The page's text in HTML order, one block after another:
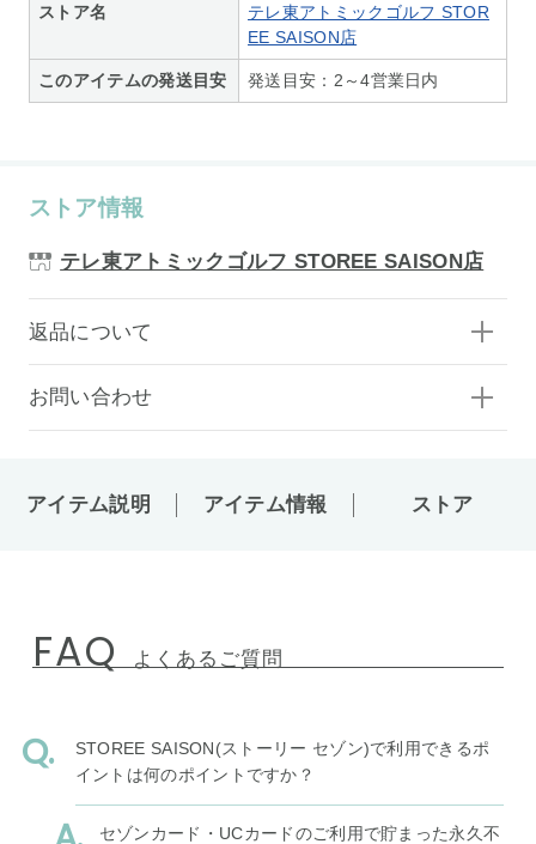
ストア名
テレ東アトミックゴルフ STOR
EE SAISON店
このアイテムの発送目安 発送目安：2～4営業日内
ストア情報
テレ東アトミックゴルフ STOREE SAISON店
返品について
お問い合わせ
アイテム説明 アイテム情報 ストア
FAQ よくあるご質問
STOREE SAISON(ストーリー セゾン)で利用できるポ
イントは何のポイントですか？
セゾンカード・UCカードのご利用で貯まった永久不